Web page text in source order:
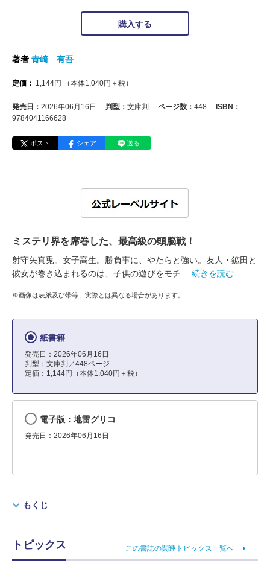
購入する
著者 青崎 有吾
定価： 1,144円 （本体1,040円＋税）
発売日： 2026年06月16日 判型： 文庫判 ページ数： 448
ISBN：
9784041166628
ポスト シェア 送る
ミステリ界を席巻した、最高級の頭脳戦！
射守矢真兎。女子高生。勝負事に、やたらと強い。友人・鉱田と
彼女が巻き込まれるのは、子供の遊びをモチ
…続きを読む
※画像は表紙及び帯等、実際とは異なる場合があります。
紙書籍
発売日：2026年06月16日
判型：文庫判／448ページ
定価：1,144円（本体1,040円＋税）
電子版：地雷グリコ
発売日：2026年06月16日
もくじ
トピックス この書誌の関連トピックス一覧へ